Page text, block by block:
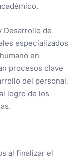
Desarrollo de
especializados
en
procesos clave
del personal,
logro de los
al finalizar el